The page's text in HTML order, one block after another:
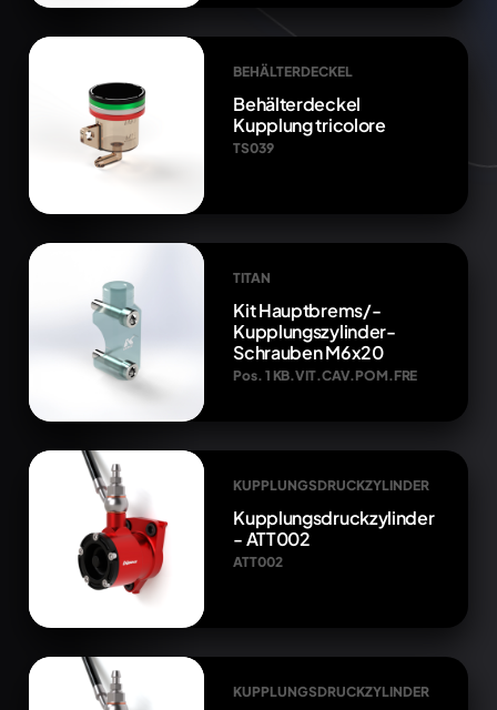
BEHÄLTERDECKEL
Behälterdeckel
Kupplung tricolore
TS039
TITAN
Kit Hauptbrems/-
Kupplungszylinder-
Schrauben M6x20
Pos. 1 KB.VIT.CAV.POM.FRE
KUPPLUNGSDRUCKZYLINDER
Kupplungsdruckzylinder
- ATT002
ATT002
KUPPLUNGSDRUCKZYLINDER